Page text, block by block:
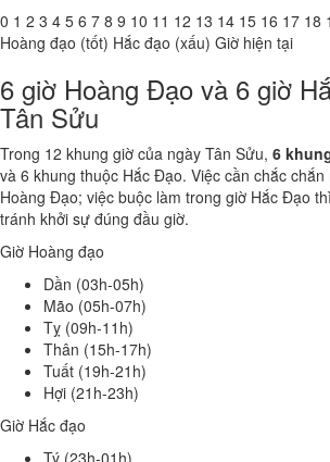
0 1 2 3 4 5 6 7 8 9 10 11 12 13 14 15 16 17 18
Hoàng đạo (tốt) Hắc đạo (xấu) Giờ hiện tại
6 giờ Hoàng Đạo và 6 giờ
Tân Sửu
Trong 12 khung giờ của ngày Tân Sửu, 6
và 6 khung thuộc Hắc Đạo. Việc cần chắc
Hoàng Đạo; việc buộc làm trong giờ Hắc Đạo
tránh khởi sự đúng đầu giờ.
Giờ Hoàng đạo
Dần (03h-05h)
Mão (05h-07h)
Tỵ (09h-11h)
Thân (15h-17h)
Tuất (19h-21h)
Hợi (21h-23h)
Giờ Hắc đạo
Tý (23h-01h)